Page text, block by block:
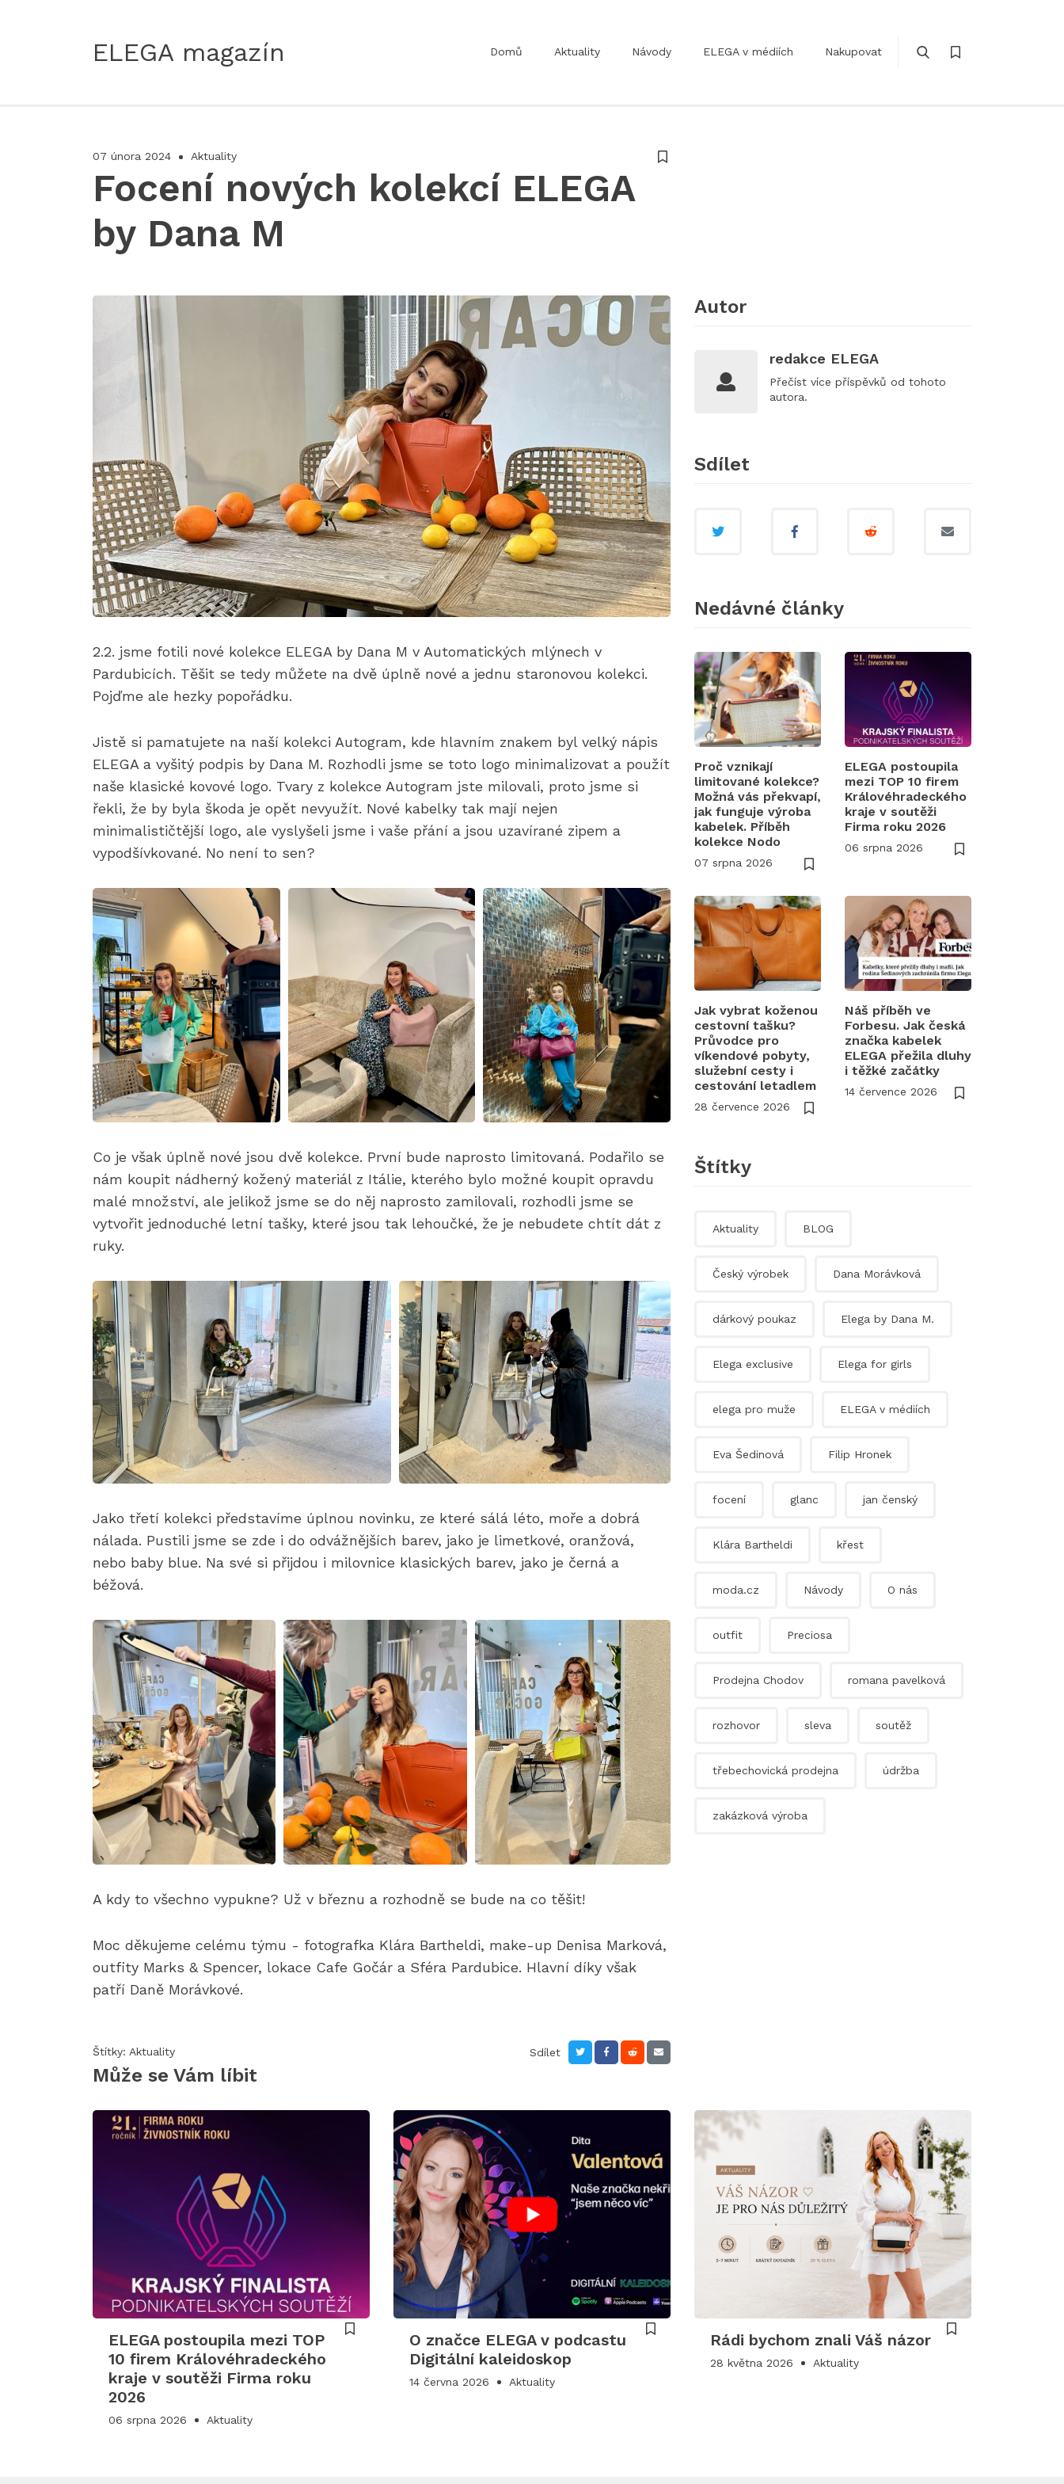
ELEGA magazín Domů Aktuality Návody ELEGA v médiích Nakupovat
07 února 2024 Aktuality
Focení nových kolekcí ELEGA
by Dana M
2.2. jsme fotili nové kolekce ELEGA by Dana M v Automatických mlýnech v
Pardubicích. Těšit se tedy můžete na dvě úplně nové a jednu staronovou kolekci.
Pojďme ale hezky popořádku.
Jistě si pamatujete na naší kolekci Autogram, kde hlavním znakem byl velký nápis
ELEGA a vyšitý podpis by Dana M. Rozhodli jsme se toto logo minimalizovat a použít
naše klasické kovové logo. Tvary z kolekce Autogram jste milovali, proto jsme si
řekli, že by byla škoda je opět nevyužít. Nové kabelky tak mají nejen
minimalističtější logo, ale vyslyšeli jsme i vaše přání a jsou uzavírané zipem a
vypodšívkované. No není to sen?
Co je však úplně nové jsou dvě kolekce. První bude naprosto limitovaná. Podařilo se
nám koupit nádherný kožený materiál z Itálie, kterého bylo možné koupit opravdu
malé množství, ale jelikož jsme se do něj naprosto zamilovali, rozhodli jsme se
vytvořit jednoduché letní tašky, které jsou tak lehoučké, že je nebudete chtít dát z
ruky.
Jako třetí kolekci představíme úplnou novinku, ze které sálá léto, moře a dobrá
nálada. Pustili jsme se zde i do odvážnějších barev, jako je limetkové, oranžová,
nebo baby blue. Na své si přijdou i milovnice klasických barev, jako je černá a
béžová.
A kdy to všechno vypukne? Už v březnu a rozhodně se bude na co těšit!
Moc děkujeme celému týmu - fotografka Klára Bartheldi, make-up Denisa Marková,
outfity Marks & Spencer, lokace Cafe Gočár a Sféra Pardubice. Hlavní díky však
patří Daně Morávkové.
Štítky: Aktuality Sdílet
Autor
redakce ELEGA
Přečíst více příspěvků od tohoto
autora.
Sdílet
Nedávné články
Proč vznikají
limitované kolekce?
Možná vás překvapí,
jak funguje výroba
kabelek. Příběh
kolekce Nodo
07 srpna 2026
ELEGA postoupila
mezi TOP 10 firem
Královéhradeckého
kraje v soutěži
Firma roku 2026
06 srpna 2026
Jak vybrat koženou
cestovní tašku?
Průvodce pro
víkendové pobyty,
služební cesty i
cestování letadlem
28 července 2026
Náš příběh ve
Forbesu. Jak česká
značka kabelek
ELEGA přežila dluhy
i těžké začátky
14 července 2026
Štítky
Aktuality BLOG
Český výrobek Dana Morávková
dárkový poukaz Elega by Dana M.
Elega exclusive Elega for girls
elega pro muže ELEGA v médiích
Eva Šedinová Filip Hronek
focení glanc jan čenský
Klára Bartheldi křest
moda.cz Návody O nás
outfit Preciosa
Prodejna Chodov romana pavelková
rozhovor sleva soutěž
třebechovická prodejna údržba
zakázková výroba
Může se Vám líbit
ELEGA postoupila mezi TOP
10 firem Královéhradeckého
kraje v soutěži Firma roku
2026
06 srpna 2026 Aktuality
O značce ELEGA v podcastu
Digitální kaleidoskop
14 června 2026 Aktuality
Rádi bychom znali Váš názor
28 května 2026 Aktuality